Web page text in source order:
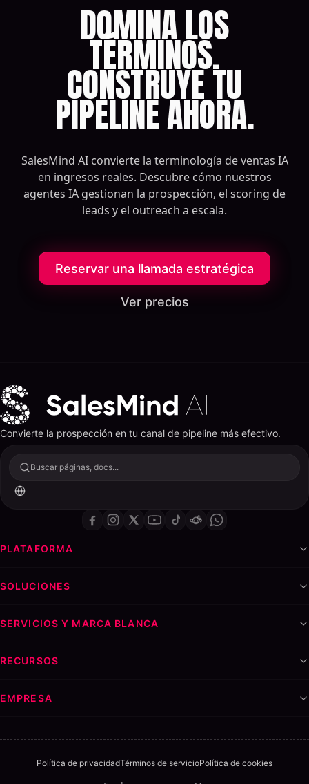
DOMINA LOS
TÉRMINOS.
CONSTRUYE TU
PIPELINE AHORA.
SalesMind AI convierte la terminología de ventas IA
en ingresos reales. Descubre cómo nuestros
agentes IA gestionan la prospección, el scoring de
leads y el outreach a escala.
Reservar una llamada estratégica
Ver precios
Convierte la prospección en tu canal de pipeline más efectivo.
Buscar páginas, docs...
PLATAFORMA
SOLUCIONES
SERVICIOS Y MARCA BLANCA
RECURSOS
EMPRESA
Política de privacidadTérminos de servicioPolítica de cookies